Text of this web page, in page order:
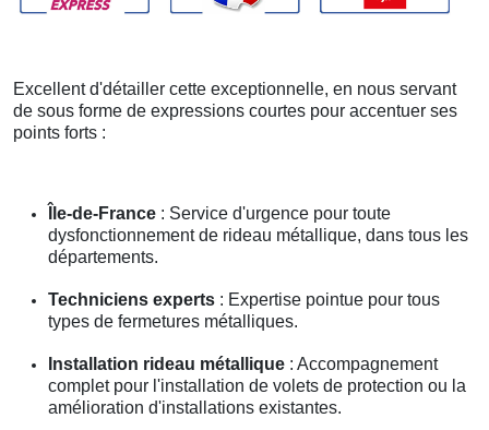
Excellent d'détailler cette exceptionnelle, en nous servant
de sous forme de expressions courtes pour accentuer ses
points forts :
Île-de-France : Service d'urgence pour toute
dysfonctionnement de rideau métallique, dans tous les
départements.
Techniciens experts : Expertise pointue pour tous
types de fermetures métalliques.
Installation rideau métallique : Accompagnement
complet pour l'installation de volets de protection ou la
amélioration d'installations existantes.